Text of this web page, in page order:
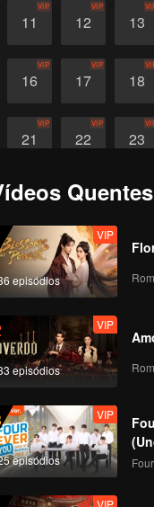
11
VIP
12
VIP
13
16
VIP
17
VIP
18
21
VIP
22
VIP
23
26
episódios
VIP
episódios
VIP
episódios
VIP
VIP